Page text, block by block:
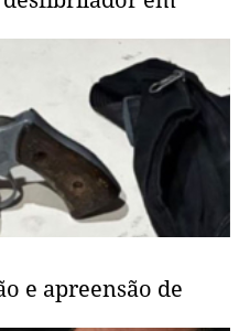
e apreensão de